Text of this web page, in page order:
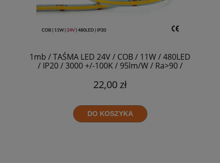
1mb / TAŚMA LED 24V / COB / 11W / 480LED
/ IP20 / 3000 +/-100K / 95lm/W / Ra>90 /
22,00 zł
DO KOSZYKA